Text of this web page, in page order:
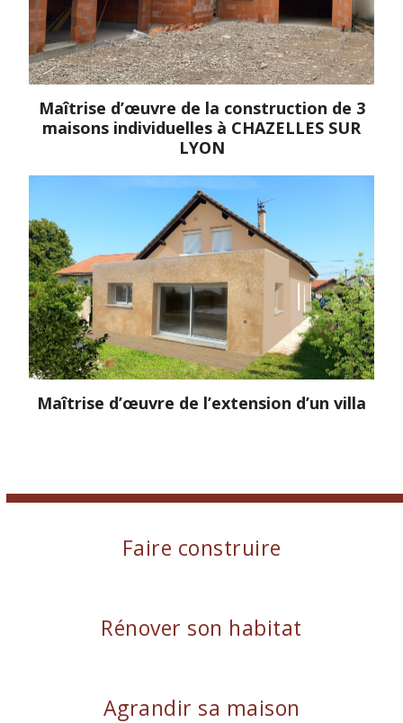
Maîtrise d’œuvre de la construction de 3
maisons individuelles à CHAZELLES SUR
LYON
Maîtrise d’œuvre de l’extension d’un villa
Faire construire
Rénover son habitat
Agrandir sa maison